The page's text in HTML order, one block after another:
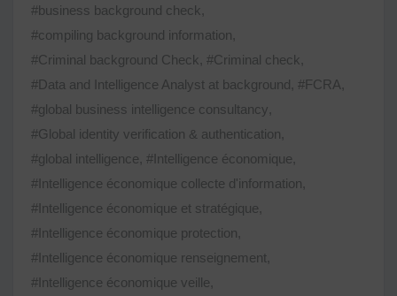
#business background check,
#compiling background information,
#Criminal background Check, #Criminal check,
#Data and Intelligence Analyst at background, #FCRA,
#global business intelligence consultancy,
#Global identity verification & authentication,
#global intelligence, #Intelligence économique,
#Intelligence économique collecte d'information,
#Intelligence économique et stratégique,
#Intelligence économique protection,
#Intelligence économique renseignement,
#Intelligence économique veille,